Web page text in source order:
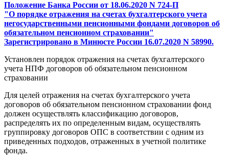
Положение Банка России от 18.06.2020 N 724-П
"О порядке отражения на счетах бухгалтерского учета
негосударственными пенсионными фондами договоров об
обязательном пенсионном страховании"
Зарегистрировано в Минюсте России 16.07.2020 N 58990.
Установлен порядок отражения на счетах бухгалтерского
учета НПФ договоров об обязательном пенсионном
страховании
Для целей отражения на счетах бухгалтерского учета
договоров об обязательном пенсионном страховании фонд
должен осуществлять классификацию договоров,
распределять их по определенным видам, осуществлять
группировку договоров ОПС в соответствии с одним из
приведенных подходов, отраженных в учетной политике
фонда.